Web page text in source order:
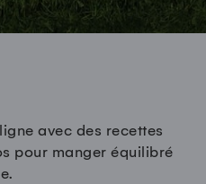
avec des recettes
pour manger équilibré